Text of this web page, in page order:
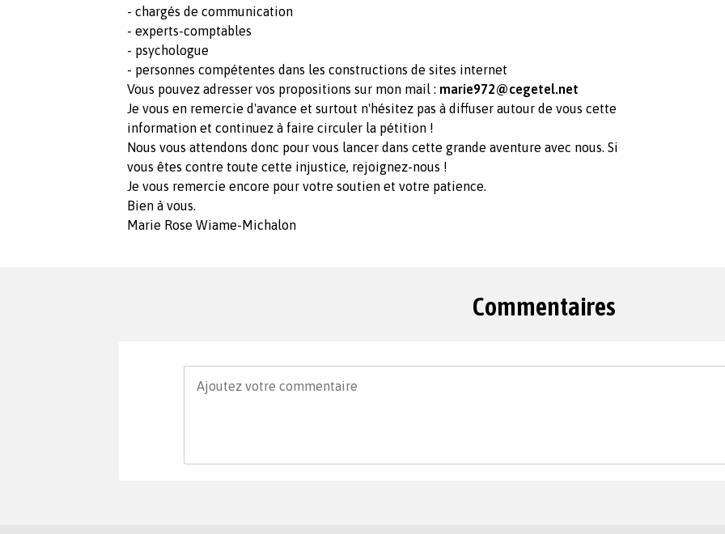
- chargés de communication
- experts-comptables
- psychologue
- personnes compétentes dans les constructions de sites internet
Vous pouvez adresser vos propositions sur mon mail : marie972@cegetel.net
Je vous en remercie d'avance et surtout n'hésitez pas à diffuser autour de vous cette
information et continuez à faire circuler la pétition !
Nous vous attendons donc pour vous lancer dans cette grande aventure avec nous. Si
vous êtes contre toute cette injustice, rejoignez-nous !
Je vous remercie encore pour votre soutien et votre patience.
Bien à vous.
Marie Rose Wiame-Michalon
Commentaires